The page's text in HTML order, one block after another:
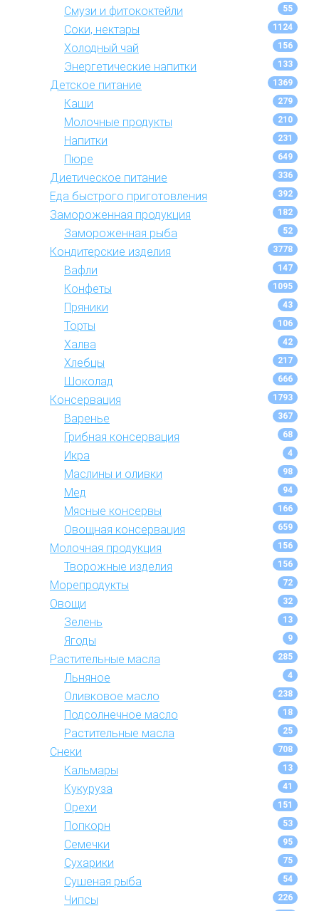
Смузи и фитококтейли 55
Соки, нектары 1124
Холодный чай 156
Энергетические напитки 133
Детское питание 1369
Каши 279
Молочные продукты 210
Напитки 231
Пюре 649
Диетическое питание 336
Еда быстрого приготовления 392
Замороженная продукция 182
Замороженная рыба 52
Кондитерские изделия 3778
Вафли 147
Конфеты 1095
Пряники 43
Торты 106
Халва 42
Хлебцы 217
Шоколад 666
Консервация 1793
Варенье 367
Грибная консервация 68
Икра 4
Маслины и оливки 98
Мед 94
Мясные консервы 166
Овощная консервация 659
Молочная продукция 156
Творожные изделия 156
Морепродукты 72
Овощи 32
Зелень 13
Ягоды 9
Растительные масла 285
Льняное 4
Оливковое масло 238
Подсолнечное масло 18
Растительные масла 25
Снеки 708
Кальмары 13
Кукуруза 41
Орехи 151
Попкорн 53
Семечки 95
Сухарики 75
Сушеная рыба 54
Чипсы 226